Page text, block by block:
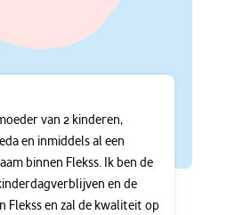
van 2 kinderen,
en inmiddels al een
binnen Flekss. Ik ben de
en de
Flekss en zal de kwaliteit op